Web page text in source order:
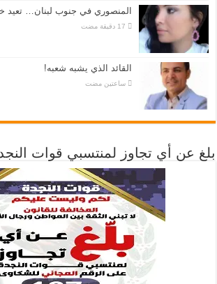
المنصوري في جنوب لبنان… تعيد
القائد الذي يشبه شعبه!
‏ساعتين مضت
بلغ عن أي تجاوز لمنتسبي قوات